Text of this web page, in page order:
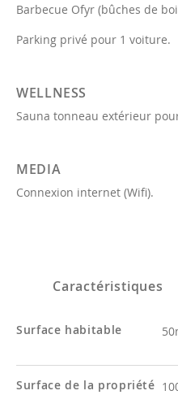
Barbecue Ofyr (bûches de
Parking privé pour 1 voiture.
WELLNESS
Sauna tonneau extérieur
MEDIA
Connexion internet (Wifi).
Caractéristiques
Surface habitable
Surface de la propriété